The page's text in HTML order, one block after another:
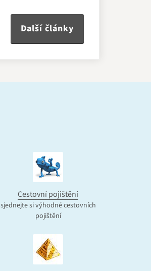
Další články
Cestovní pojištění
sjednejte si výhodné cestovních
pojištění